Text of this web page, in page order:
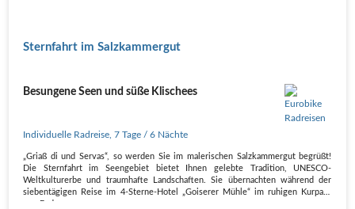
Sternfahrt im Salzkammergut
Besungene Seen und süße Klischees
Individuelle Radreise ,7 Tage / 6 Nächte
„Griaß di und Servas“, so werden Sie im malerischen Salzkammergut begrüßt!
Die Sternfahrt im Seengebiet bietet Ihnen gelebte Tradition, UNESCO-
Weltkulturerbe und traumhafte Landschaften. Sie übernachten während der
siebentägigen Reise im 4-Sterne-Hotel „Goiserer Mühle“ im ruhigen Kurpark